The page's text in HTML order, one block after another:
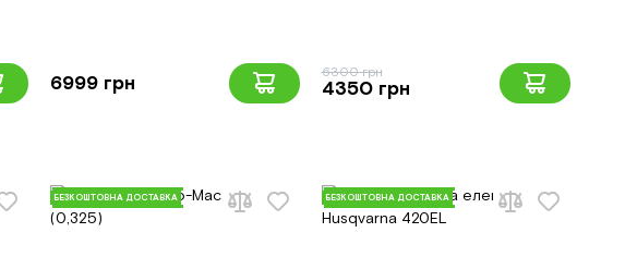
6999 грн 6300 грн
4350 грн
БЕЗКОШТОВНА ДОСТАВКА БЕЗКОШТОВНА ДОСТАВКА